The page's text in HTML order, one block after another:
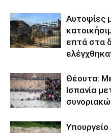
Αυτοψίες
επτά στα
Θέουτα:
Ισπανία